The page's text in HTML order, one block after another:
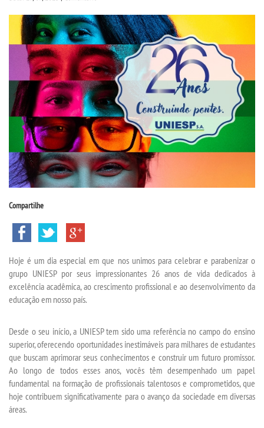
COLAP
PROUNI
FIES
MANUAIS, PORTARIAS E
MENSALIDADES
CURSOS
TECNOLÓGICOS
INSCREVA-SE
TRANSFERÊNCIA
Compartilhe
Hoje é um dia especial em que nos unimos para celebrar e parabenizar o
grupo UNIESP por seus impressionantes 26 anos de vida dedicados à
excelência acadêmica, ao crescimento profissional e ao desenvolvimento da
educação em nosso país.
Desde o seu início, a UNIESP tem sido uma referência no campo do ensino
superior, oferecendo oportunidades inestimáveis para milhares de estudantes
que buscam aprimorar seus conhecimentos e construir um futuro promissor.
Ao longo de todos esses anos, vocês têm desempenhado um papel
fundamental na formação de profissionais talentosos e comprometidos, que
hoje contribuem significativamente para o avanço da sociedade em diversas
áreas.